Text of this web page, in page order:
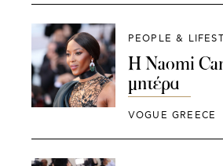
PEOPLE &
Η Naomi
μητέρα
VOGUE GREECE